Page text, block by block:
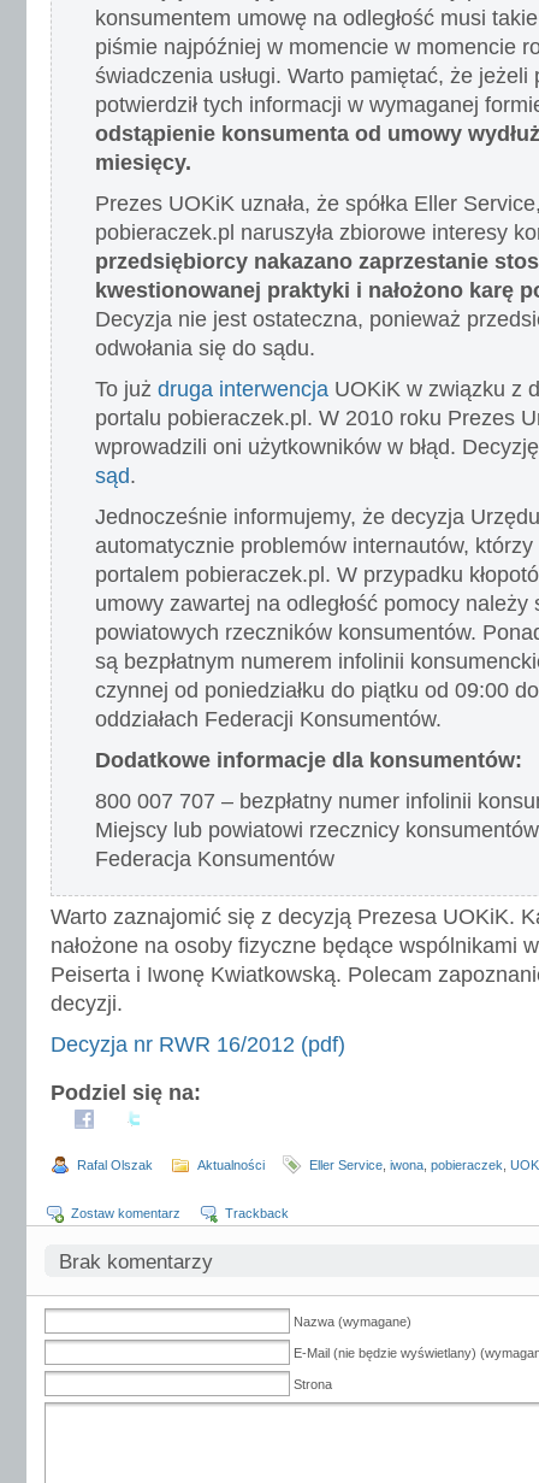
konsumentem umowę na odległość musi
piśmie najpóźniej w momencie w momencie
świadczenia usługi. Warto pamiętać, że jeżeli
potwierdził tych informacji w wymaganej
odstąpienie konsumenta od umowy
miesięcy.
Prezes UOKiK uznała, że spółka Eller
pobieraczek.pl naruszyła zbiorowe interesy
przedsiębiorcy nakazano zaprzestanie
kwestionowanej praktyki i nałożono karę
Decyzja nie jest ostateczna, ponieważ
odwołania się do sądu.
To już druga interwencja UOKiK w związku z
portalu pobieraczek.pl. W 2010 roku Prezes
wprowadzili oni użytkowników w błąd.
sąd.
Jednocześnie informujemy, że decyzja
automatycznie problemów internautów,
portalem pobieraczek.pl. W przypadku
umowy zawartej na odległość pomocy
powiatowych rzeczników konsumentów.
są bezpłatnym numerem infolinii
czynnej od poniedziałku do piątku od 09:00
oddziałach Federacji Konsumentów.
Dodatkowe informacje dla konsumentów:
800 007 707 – bezpłatny numer infolinii
Miejscy lub powiatowi rzecznicy konsumentów
Federacja Konsumentów
Warto zaznajomić się z decyzją Prezesa UOKiK.
nałożone na osoby fizyczne będące wspólnikami
Peiserta i Iwonę Kwiatkowską. Polecam
decyzji.
Decyzja nr RWR 16/2012 (pdf)
Podziel się na:
Rafal Olszak Aktualności Eller Service iwona pobieraczek
Zostaw komentarz Trackback
Brak komentarzy
Nazwa (wymagane)
E-Mail (nie będzie wyświetlany)
Strona